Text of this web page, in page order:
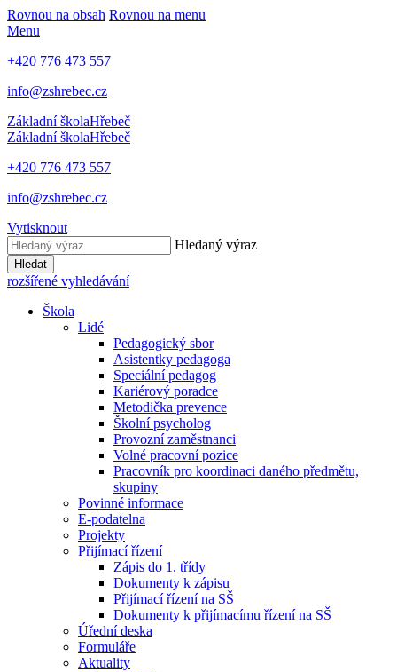
Rovnou na obsah Rovnou na menu
Menu
+420 776 473 557
info@zshrebec.cz
Základní školaHřebeč
Základní školaHřebeč
+420 776 473 557
info@zshrebec.cz
Vytisknout
Hledaný výraz
Hledat
rozšířené vyhledávání
Škola
Lidé
Pedagogický sbor
Asistentky pedagoga
Speciální pedagog
Kariérový poradce
Metodička prevence
Školní psycholog
Provozní zaměstnanci
Volné pracovní pozice
Pracovník pro koordinaci daného předmětu,
skupiny
Povinné informace
E-podatelna
Projekty
Přijímací řízení
Zápis do 1. třídy
Dokumenty k zápisu
Přijímací řízení na SŠ
Dokumenty k přijímacímu řízení na SŠ
Úřední deska
Formuláře
Aktuality